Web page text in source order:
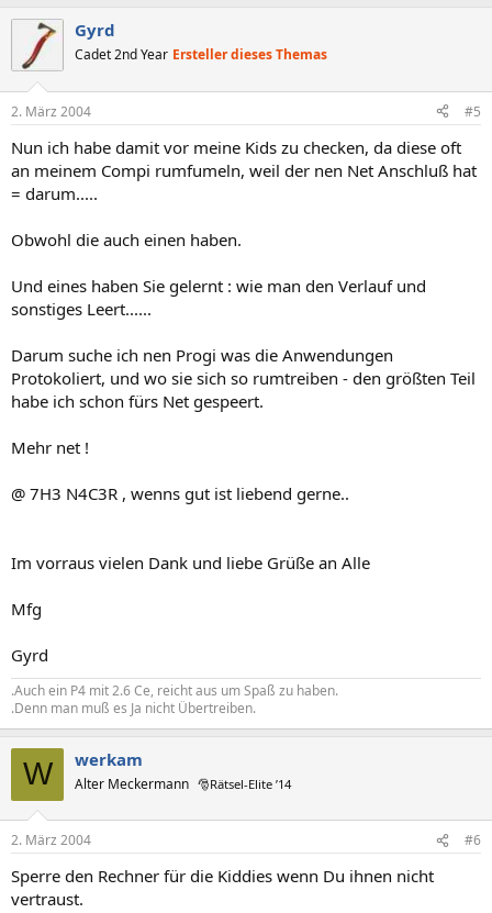
Gyrd
Cadet 2nd Year Ersteller dieses Themas
2. März 2004 #5
Nun ich habe damit vor meine Kids zu checken, da diese oft
an meinem Compi rumfumeln, weil der nen Net Anschluß hat
= darum.....
Obwohl die auch einen haben.
Und eines haben Sie gelernt : wie man den Verlauf und
sonstiges Leert......
Darum suche ich nen Progi was die Anwendungen
Protokoliert, und wo sie sich so rumtreiben - den größten Teil
habe ich schon fürs Net gespeert.
Mehr net !
@ 7H3 N4C3R , wenns gut ist liebend gerne..
Im vorraus vielen Dank und liebe Grüße an Alle
Mfg
Gyrd
.Auch ein P4 mit 2.6 Ce, reicht aus um Spaß zu haben.
.Denn man muß es Ja nicht Übertreiben.
W werkam
Alter Meckermann 🎅Rätsel-Elite ’14
2. März 2004 #6
Sperre den Rechner für die Kiddies wenn Du ihnen nicht
vertraust.